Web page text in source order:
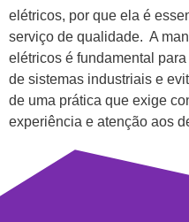
elétricos, por que ela é
serviço de qualidade. A
elétricos é fundamental
de sistemas industriais e
de uma prática que exige
experiência e atenção aos